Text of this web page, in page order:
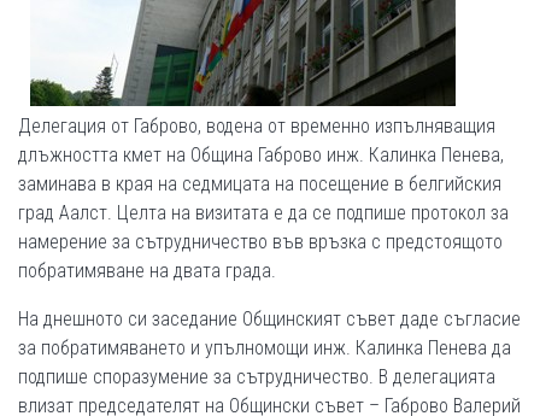
Делегация от Габрово, водена от временно изпълняващия
длъжността кмет на Община Габрово инж. Калинка Пенева,
заминава в края на седмицата на посещение в белгийския
град Аалст. Целта на визитата е да се подпише протокол за
намерение за сътрудничество във връзка с предстоящото
побратимяване на двата града.
На днешното си заседание Общинският съвет даде съгласие
за побратимяването и упълномощи инж. Калинка Пенева да
подпише споразумение за сътрудничество. В делегацията
влизат председателят на Общински съвет – Габрово Валерий